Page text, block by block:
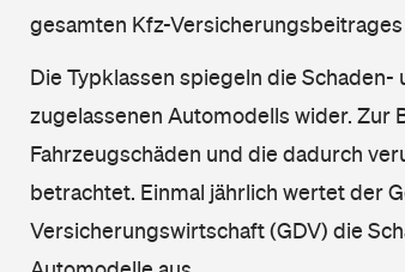
gesamten Kfz-Versicherungsbeitrages
Die Typklassen spiegeln die
zugelassenen Automodells wider. Zur
Fahrzeugschäden und die dadurch
betrachtet. Einmal jährlich wertet der
Versicherungswirtschaft (GDV) die